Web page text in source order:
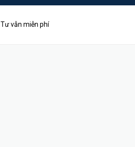
Tư vẫn miễn phí